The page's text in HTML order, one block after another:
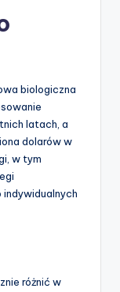
biologiczna
latach, a
dolarów w
w tym
różnić w